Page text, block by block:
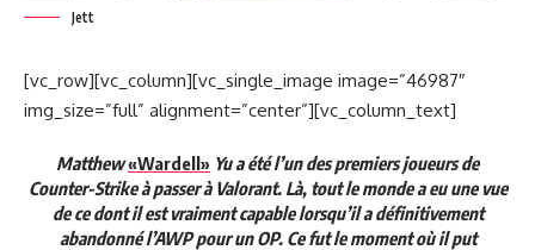
Jett
[vc_row][vc_column][vc_single_image image=”46987″
img_size=”full” alignment=”center”][vc_column_text]
Matthew«Wardell» Yu a été l’un des premiers joueurs de
Counter-Strike à passer à Valorant. Là, tout le monde a eu une vue
de ce dont il est vraiment capable lorsqu’il a définitivement
abandonné l’AWP pour un OP. Ce fut le moment où il put